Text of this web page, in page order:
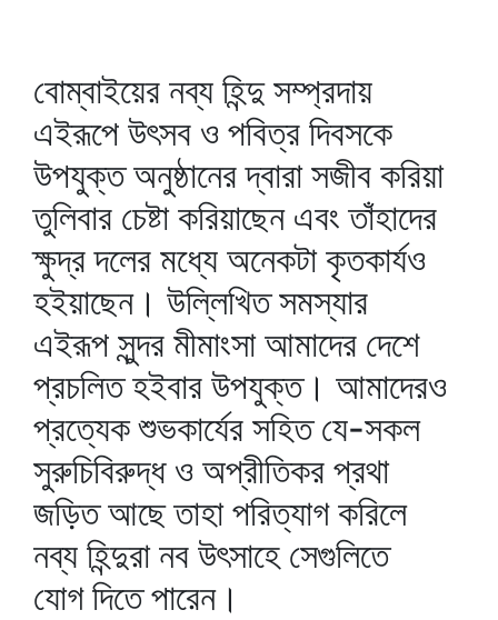
বোম্বাইয়ের নব্য হিন্দু সম্প্রদায়
এইরূপে উৎসব ও পবিত্র দিবসকে
উপযুক্ত অনুষ্ঠানের দ্বারা সজীব করিয়া
তুলিবার চেষ্টা করিয়াছেন এবং তাঁহাদের
ক্ষুদ্র দলের মধ্যে অনেকটা কৃতকার্যও
হইয়াছেন। উল্লিখিত সমস্যার
এইরূপ সুন্দর মীমাংসা আমাদের দেশে
প্রচলিত হইবার উপযুক্ত। আমাদেরও
প্রত্যেক শুভকার্যের সহিত যে-সকল
সুরুচিবিরুদ্ধ ও অপ্রীতিকর প্রথা
জড়িত আছে তাহা পরিত্যাগ করিলে
নব্য হিন্দুরা নব উৎসাহে সেগুলিতে
যোগ দিতে পারেন।